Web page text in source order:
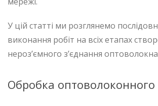
У цій статті ми розглянемо
виконання робіт на всіх етапах
нероз’ємного з’єднання
Обробка